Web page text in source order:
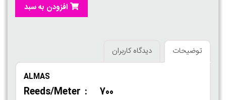
افزودن به سبد
توضیحات دیدگاه کاربران
ALMAS
Reeds/Meter : 700